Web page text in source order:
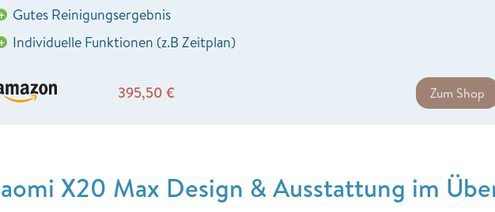
Gutes Reinigungsergebnis
Individuelle Funktionen (z.B Zeitplan)
395,50 € Zum Shop
X20 Max Design & Ausstattung im